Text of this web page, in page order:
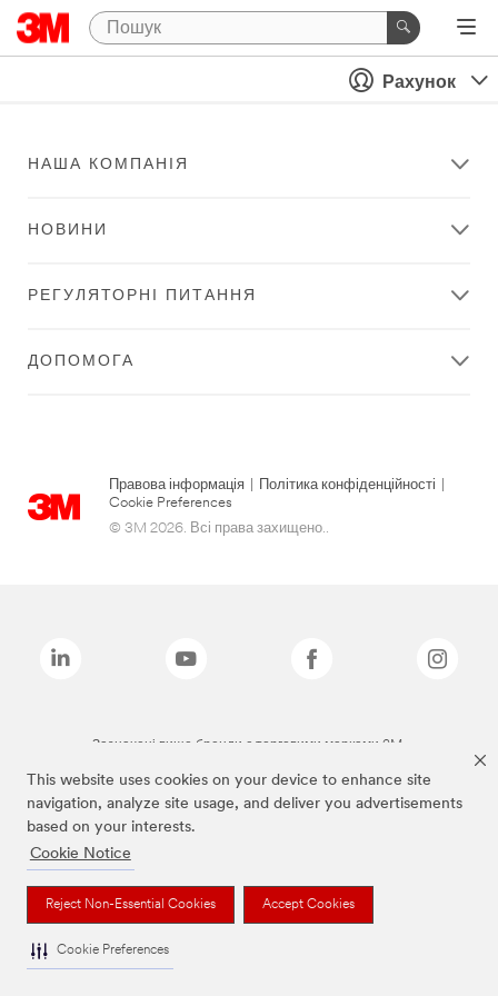
This website uses cookies on your device to enhance site
navigation, analyze site usage, and deliver you advertisements
based on your interests.
Cookie Notice
Reject Non-Essential Cookies Accept Cookies
Cookie Preferences
Рахунок
НАША КОМПАНІЯ
НОВИНИ
РЕГУЛЯТОРНІ ПИТАННЯ
ДОПОМОГА
Правова інформація Політика конфіденційності
Cookie Preferences
© 3M 2026. Всі права захищено..
Зазначені вище бренди є торговими марками 3M.